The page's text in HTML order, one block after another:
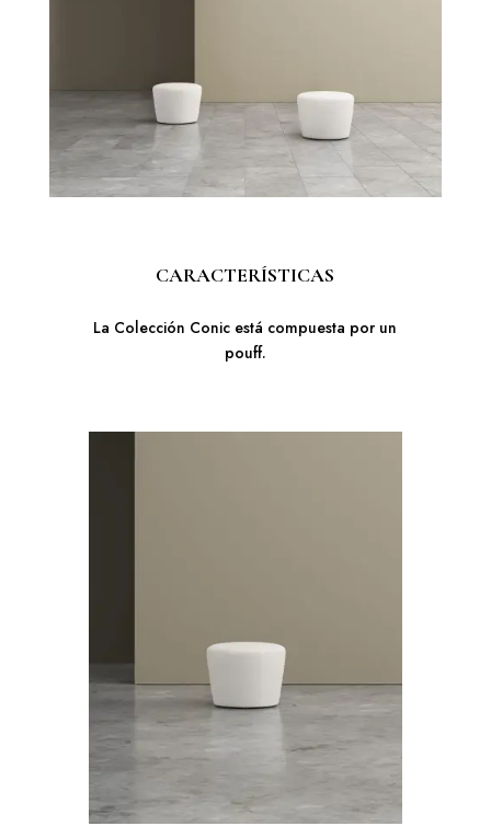
CARACTERÍSTICAS
La Colección Conic está compuesta por un
pouff.